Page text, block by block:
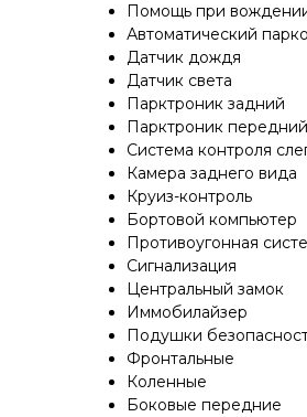
Помощь при
Автоматический
Датчик дождя
Датчик света
Парктроник задний
Парктроник передний
Система контроля
Камера заднего вида
Круиз-контроль
Бортовой компьютер
Противоугонная
Сигнализация
Центральный замок
Иммобилайзер
Подушки
Фронтальные
Коленные
Боковые передние